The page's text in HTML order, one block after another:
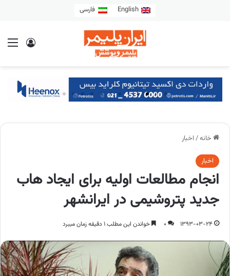
English فارسی
خانه/ اخبار
اخبار
انجام مطالعات اولیه برای ایجاد هاب
جدید پتروشیمی در ایرانشهر
1393-03-24
0 خواندن این مطلب 1 دقیقه زمان میبرد